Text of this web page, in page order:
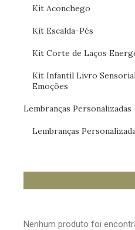
Kit Aconchego
Kit Escalda-Pés
Kit Corte de Laços
Kit Infantil Livro
Emoções
Lembranças Personalizadas
Lembranças
Nenhum produto foi